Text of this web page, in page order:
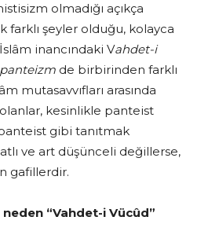
olmadığı açıkça
farklı şeyler olduğu, kolay­ca
İslâm inancındaki Vahdet-i
panteizm de birbirinden farklı
mutasavvıfları arasında
kesinlikle panteist
gibi tanıtmak
ve art düşünceli değillerse,
gafillerdir.
“Vahdet-i Vücûd”